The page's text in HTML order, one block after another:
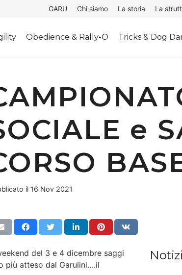
GARU Chi siamo La storia La
Obedience & Rally-O Tricks & Dog
e
il 16 Nov 2021
del 3 e 4 dicembre saggi
più atteso dal Garulini….il